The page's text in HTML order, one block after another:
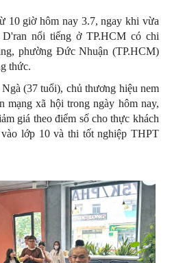
10 giờ hôm nay 3.7, ngay khi vừa
nổi tiếng ở TP.HCM có chi
phường Đức Nhuận (TP.HCM)
thức.
(37 tuổi), chủ thương hiệu nem
mạng xã hội trong ngày hôm nay,
giá theo điểm số cho thực khách
lớp 10 và thi tốt nghiệp THPT